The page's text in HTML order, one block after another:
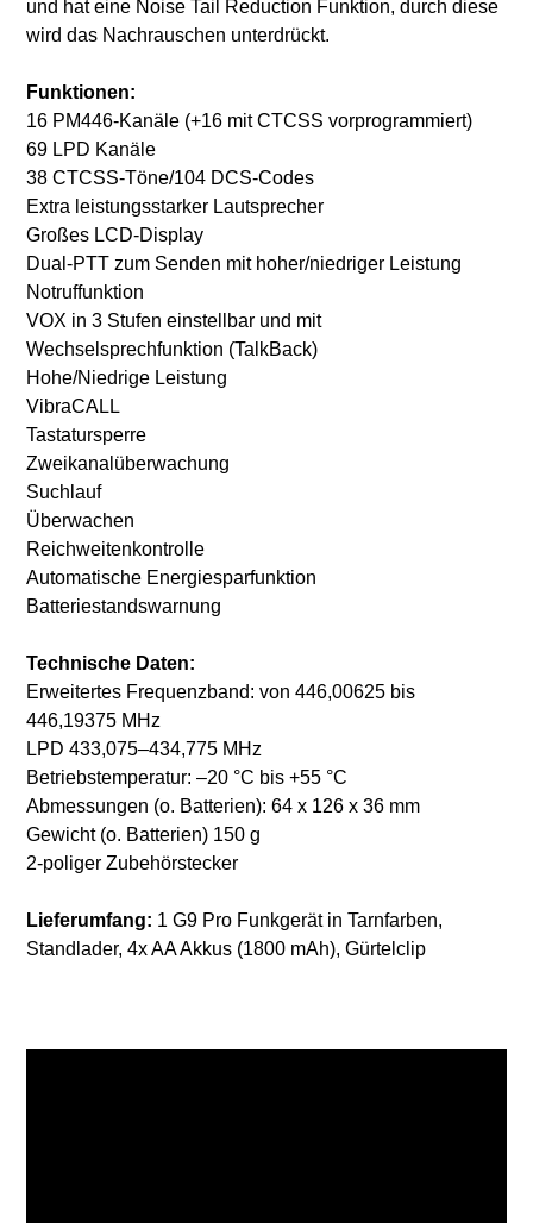
und hat eine Noise Tail Reduction Funktion, durch diese
wird das Nachrauschen unterdrückt.
Funktionen:
16 PM446-Kanäle (+16 mit CTCSS vorprogrammiert)
69 LPD Kanäle
38 CTCSS-Töne/104 DCS-Codes
Extra leistungsstarker Lautsprecher
Großes LCD-Display
Dual-PTT zum Senden mit hoher/niedriger Leistung
Notruffunktion
VOX in 3 Stufen einstellbar und mit
Wechselsprechfunktion (TalkBack)
Hohe/Niedrige Leistung
VibraCALL
Tastatursperre
Zweikanalüberwachung
Suchlauf
Überwachen
Reichweitenkontrolle
Automatische Energiesparfunktion
Batteriestandswarnung
Technische Daten:
Erweitertes Frequenzband: von 446,00625 bis
446,19375 MHz
LPD 433,075–434,775 MHz
Betriebstemperatur: –20 °C bis +55 °C
Abmessungen (o. Batterien): 64 x 126 x 36 mm
Gewicht (o. Batterien) 150 g
2-poliger Zubehörstecker
Lieferumfang: 1 G9 Pro Funkgerät in Tarnfarben,
Standlader, 4x AA Akkus (1800 mAh), Gürtelclip